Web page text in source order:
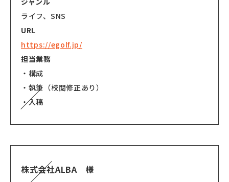
ライフ、SNS
URL
https://egolf.jp/
担当業務
・構成
・執筆（校閲修正あり）
・入稿
株式会社ALBA 様